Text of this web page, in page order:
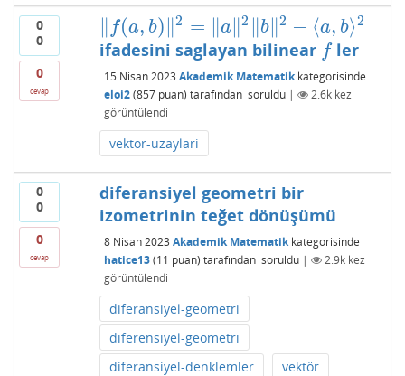
0
0
0
cevap
f(a, b) 2 = a∥ 2 b∥ 2 − ⟨a, b⟩2
(a,b)‖ 2= a 2‖b 2− ⟨a b⟩ 2
ifadesini saglayan bilinear f
f ler
15 Nisan 2023 Akademik Matematikkategorisinde
eloi2 (857puan) tarafından soruldu | 2.6kkez
görüntülendi
vektor-uzaylari
0
0
0
cevap
diferansiyel geometri bir
izometrinin teğet dönüşümü
8 Nisan 2023 Akademik Matematikkategorisinde
hatice13 (11 puan) tarafından soruldu | 2.9kkez
görüntülendi
diferansiyel-geometri
diferensiyel-geometri
diferansiyel-denklemler
vektör